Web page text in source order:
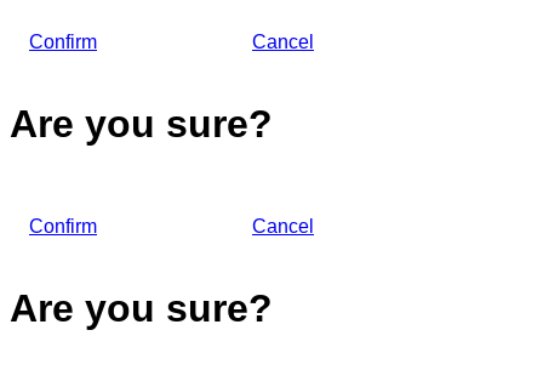
Confirm Cancel
Are you sure?
Confirm Cancel
Are you sure?